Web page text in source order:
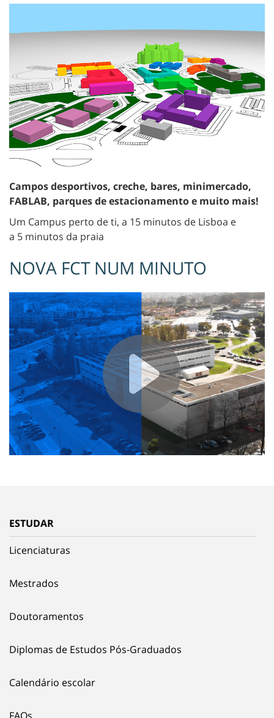
Campos desportivos, creche, bares, minimercado,
FABLAB, parques de estacionamento e muito mais!
Um Campus perto de ti, a 15 minutos de Lisboa e
a 5 minutos da praia
NOVA FCT NUM MINUTO
ESTUDAR
Licenciaturas
Mestrados
Doutoramentos
Diplomas de Estudos Pós-Graduados
Calendário escolar